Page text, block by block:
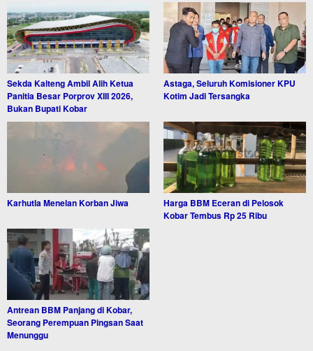
Sekda Kalteng Ambil Alih Ketua
Panitia Besar Porprov XIII 2026,
Bukan Bupati Kobar
Astaga, Seluruh Komisioner KPU
Kotim Jadi Tersangka
Karhutla Menelan Korban Jiwa
Harga BBM Eceran di Pelosok
Kobar Tembus Rp 25 Ribu
Antrean BBM Panjang di Kobar,
Seorang Perempuan Pingsan Saat
Menunggu